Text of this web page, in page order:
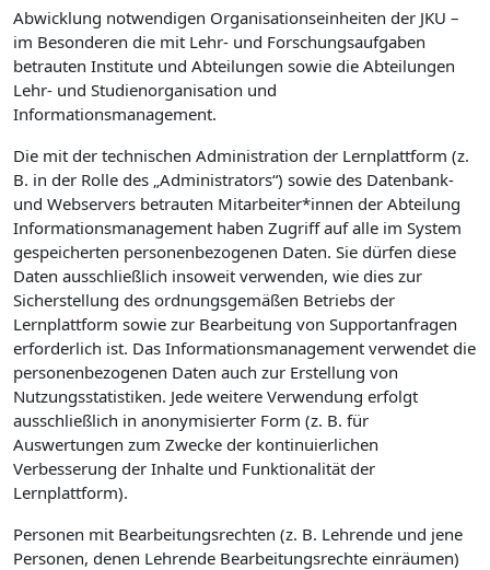
Abwicklung notwendigen Organisationseinheiten der JKU –
im Besonderen die mit Lehr- und Forschungsaufgaben
betrauten Institute und Abteilungen sowie die Abteilungen
Lehr- und Studienorganisation und
Informationsmanagement.
Die mit der technischen Administration der Lernplattform (z.
B. in der Rolle des „Administrators“) sowie des Datenbank-
und Webservers betrauten Mitarbeiter*innen der Abteilung
Informationsmanagement haben Zugriff auf alle im System
gespeicherten personenbezogenen Daten. Sie dürfen diese
Daten ausschließlich insoweit verwenden, wie dies zur
Sicherstellung des ordnungsgemäßen Betriebs der
Lernplattform sowie zur Bearbeitung von Supportanfragen
erforderlich ist. Das Informationsmanagement verwendet die
personenbezogenen Daten auch zur Erstellung von
Nutzungsstatistiken. Jede weitere Verwendung erfolgt
ausschließlich in anonymisierter Form (z. B. für
Auswertungen zum Zwecke der kontinuierlichen
Verbesserung der Inhalte und Funktionalität der
Lernplattform).
Personen mit Bearbeitungsrechten (z. B. Lehrende und jene
Personen, denen Lehrende Bearbeitungsrechte einräumen)